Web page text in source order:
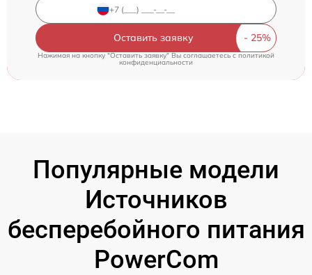
Оставить заявку
Нажимая на кнопку "Оставить заявку" Вы соглашаетесь cполитикой
конфиденциальности
Популярные модели
Источников
бесперебойного питания
PowerCom